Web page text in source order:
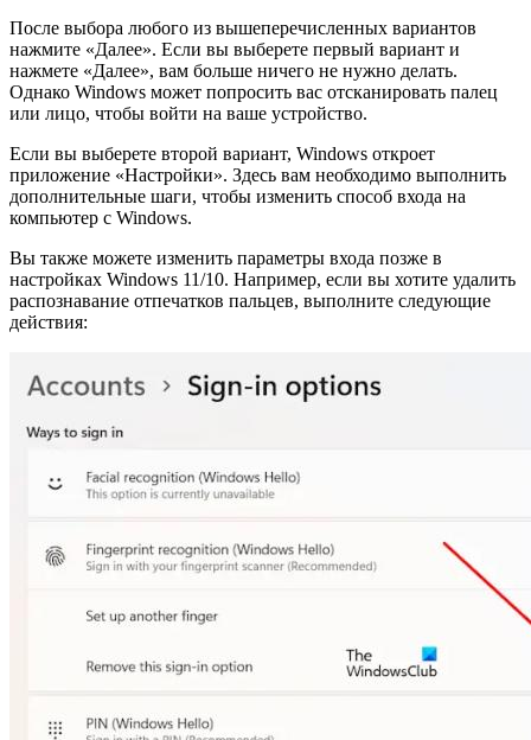
После выбора любого из вышеперечисленных вариантов
нажмите «Далее». Если вы выберете первый вариант и
нажмете «Далее», вам больше ничего не нужно делать.
Однако Windows может попросить вас отсканировать палец
или лицо, чтобы войти на ваше устройство.
Если вы выберете второй вариант, Windows откроет
приложение «Настройки». Здесь вам необходимо выполнить
дополнительные шаги, чтобы изменить способ входа на
компьютер с Windows.
Вы также можете изменить параметры входа позже в
настройках Windows 11/10. Например, если вы хотите удалить
распознавание отпечатков пальцев, выполните следующие
действия: